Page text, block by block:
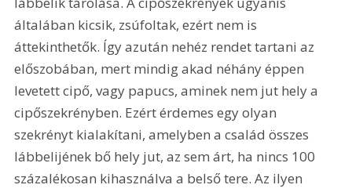
általában kicsik, zsúfoltak, ezért nem is
áttekinthetők. Így azután nehéz rendet tartani az
előszobában, mert mindig akad néhány éppen
levetett cipő, vagy papucs, aminek nem jut hely a
cipőszekrényben. Ezért érdemes egy olyan
szekrényt kialakítani, amelyben a család összes
lábbelijének bő hely jut, az sem árt, ha nincs 100
százalékosan kihasználva a belső tere. Az ilyen